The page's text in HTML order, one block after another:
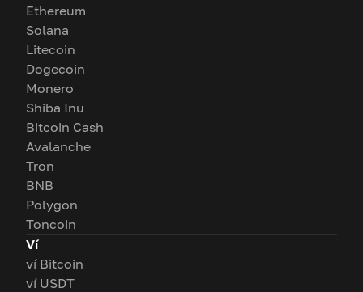
Ethereum
Solana
Litecoin
Dogecoin
Monero
Shiba Inu
Bitcoin Cash
Avalanche
Tron
BNB
Polygon
Toncoin
Ví
ví Bitcoin
ví USDT